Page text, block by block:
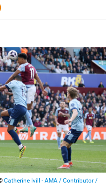
Catherine Ivill - AMA / Contributor /